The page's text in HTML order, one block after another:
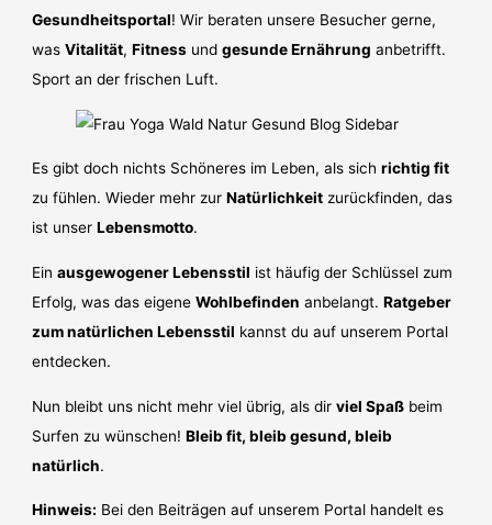
Gesundheitsportal! Wir beraten unsere Besucher gerne,
wasVitalität,Fitness undgesunde Ernährung anbetrifft.
Sport an der frischen Luft.
Es gibt doch nichts Schöneres im Leben, als sichrichtig fit
zu fühlen. Wieder mehr zurNatürlichkeit zurückfinden, das
ist unserLebensmotto.
Einausgewogener Lebensstil ist häufig der Schlüssel zum
Erfolg, was das eigeneWohlbefinden anbelangt.Ratgeber
zum natürlichen Lebensstil kannst du auf unserem Portal
entdecken.
Nun bleibt uns nicht mehr viel übrig, als dirviel Spaß beim
Surfen zu wünschen!Bleib fit, bleib gesund, bleib
natürlich.
Hinweis: Bei den Beiträgen auf unserem Portal handelt es